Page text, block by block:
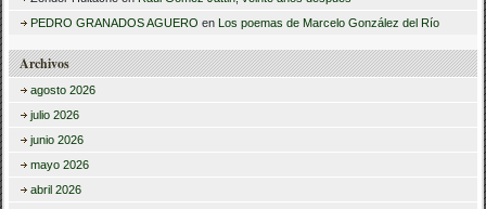
PEDRO GRANADOS AGUERO en Los poemas de Marcelo González del Río
Archivos
agosto 2026
julio 2026
junio 2026
mayo 2026
abril 2026